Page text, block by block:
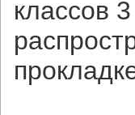
классов